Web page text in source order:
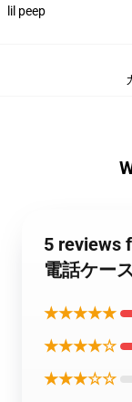
lil peep
5 reviews
電話ケー
★★★★★
★★★★☆
★★★☆☆